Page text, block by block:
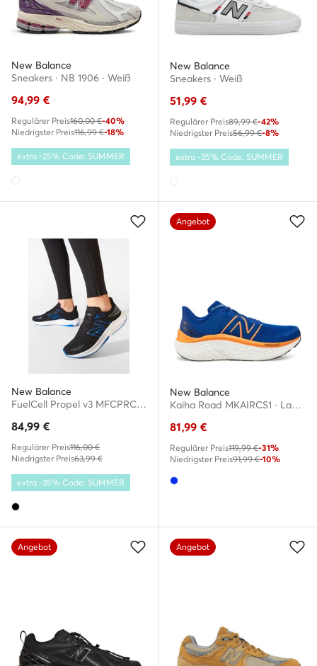
New Balance
Sneakers · NB 1906 · Weiß
94,99 €
Regulärer Preis160,00 €-40%
Niedrigster Preis116,99 €-18%
extra -25% Code: SUMMER
New Balance
Sneakers · Weiß
51,99 €
Regulärer Preis89,99 €-42%
Niedrigster Preis56,99 €-8%
extra -35% Code: SUMMER
New Balance
FuelCell Propel v3 MFCPRCD3 · Laufschuhe
84,99 €
Regulärer Preis116,00 €
Niedrigster Preis63,99 €
extra -35% Code: SUMMER
Angebot
New Balance
Kaiha Road MKAIRCS1 · Laufschuhe
81,99 €
Regulärer Preis119,99 €-31%
Niedrigster Preis91,99 €-10%
Angebot Angebot